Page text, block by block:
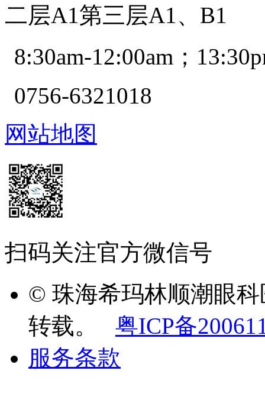
二层A1第三层A1、B1
8:30am-12:00am；
0756-6321018
网站地图
扫码关注官方微信号
© 珠海希玛林顺潮眼
转载。
粤ICP备
服务条款